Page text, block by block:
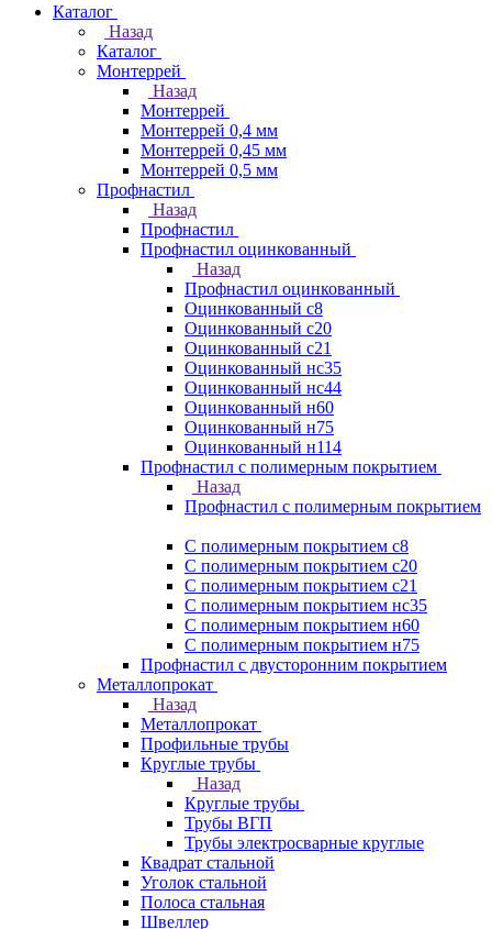
Каталог
Назад
Каталог
Монтеррей
Назад
Монтеррей
Монтеррей 0,4 мм
Монтеррей 0,45 мм
Монтеррей 0,5 мм
Профнастил
Назад
Профнастил
Профнастил оцинкованный
Назад
Профнастил оцинкованный
Оцинкованный с8
Оцинкованный с20
Оцинкованный с21
Оцинкованный нс35
Оцинкованный нс44
Оцинкованный н60
Оцинкованный н75
Оцинкованный н114
Профнастил с полимерным покрытием
Назад
Профнастил с полимерным покрытием
С полимерным покрытием с8
С полимерным покрытием с20
С полимерным покрытием с21
С полимерным покрытием нс35
С полимерным покрытием н60
С полимерным покрытием н75
Профнастил с двусторонним покрытием
Металлопрокат
Назад
Металлопрокат
Профильные трубы
Круглые трубы
Назад
Круглые трубы
Трубы ВГП
Трубы электросварные круглые
Квадрат стальной
Уголок стальной
Полоса стальная
Швеллер